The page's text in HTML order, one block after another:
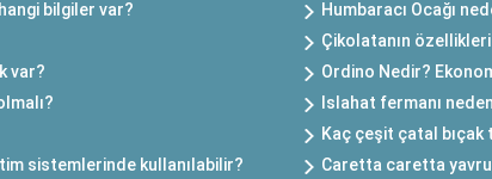
bilgiler var?
Humbaracı Ocağı
Çikolatanın özellikleri
var?
Ordino Nedir?
Islahat fermanı
Kaç çeşit çatal bıçak
sistemlerinde kullanılabilir?
Caretta caretta